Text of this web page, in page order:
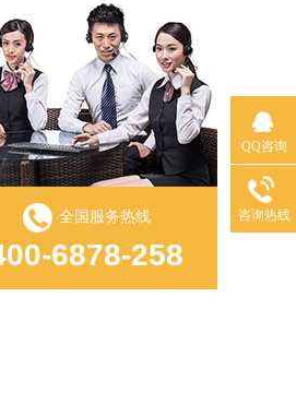
全国服务热线
6878-258
QQ咨询
咨询热线